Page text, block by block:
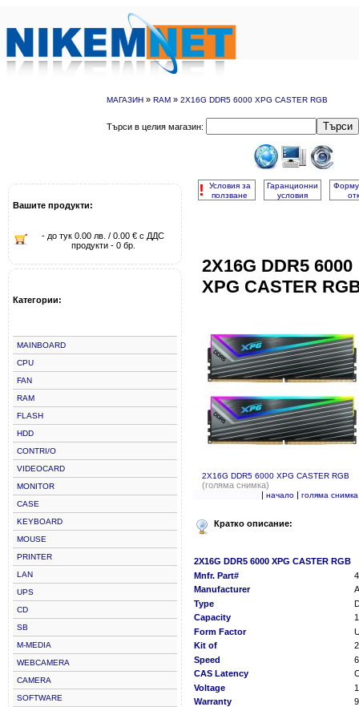
МАГАЗИН » RAM » 2X16G DDR5 6000 XPG CASTER RGB
Търси в целия магазин: Търси
Вашите продукти:
- до тук 0.00 лв. / 0.00 € с ДДС
продукти - 0 бр.
Категории:
MAINBOARD
CPU
FAN
RAM
FLASH
HDD
CONTRI/O
VIDEOCARD
MONITOR
CASE
KEYBOARD
MOUSE
PRINTER
LAN
UPS
CD
SB
M-MEDIA
WEBCAMERA
CAMERA
SOFTWARE
!
Условия за
ползване
Гаранционни
условия
2X16G DDR5 6000
XPG CASTER
2X16G DDR5 6000 XPG CASTER RGB
(голяма снимка)
| начало| голяма снимка
Кратко описание:
2X16G DDR5 6000 XPG CASTER RGB
Mnfr. Part#
Manufacturer
Type
Capacity
Form Factor
Kit of
Speed
CAS Latency
Voltage
Warranty